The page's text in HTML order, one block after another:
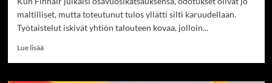
maltilliset, mutta toteutunut tulos yllätti silti karuudellaan.
Työtaistelut iskivät yhtiön talouteen kovaa, jolloin...
Lue lisääRead
Finnairin